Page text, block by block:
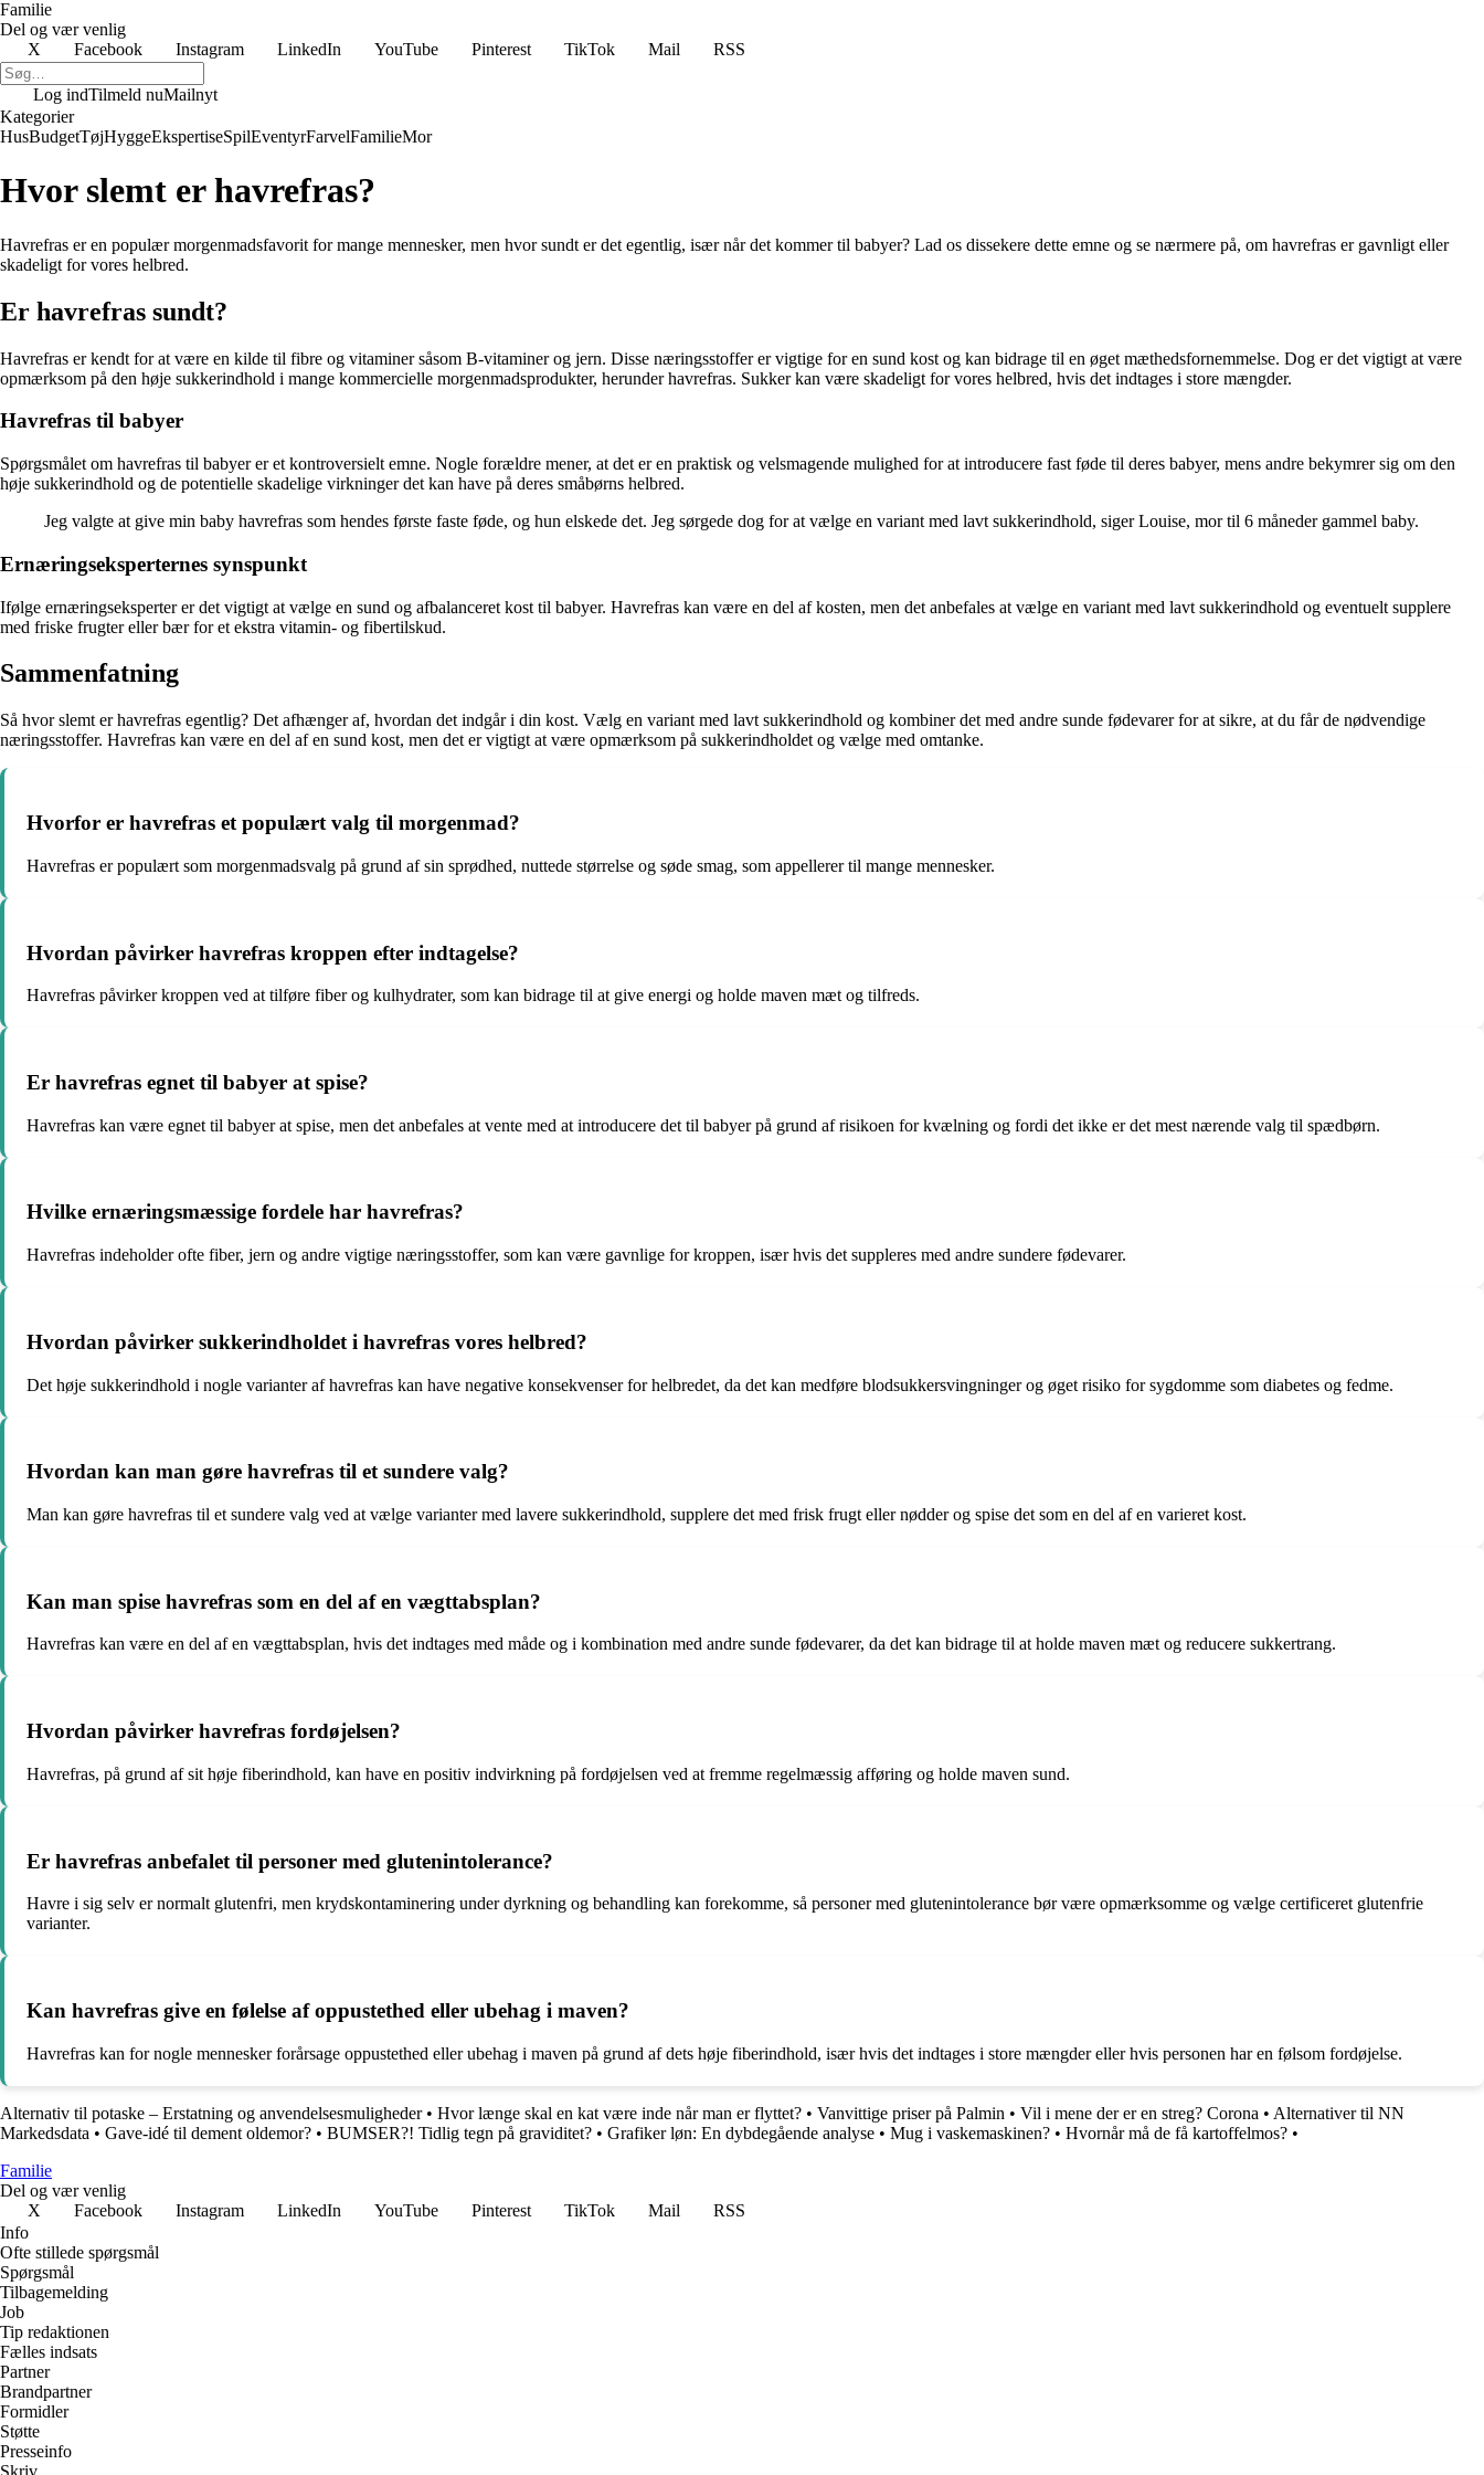
Familie
Del og vær venlig
X
Facebook Instagram LinkedIn YouTube Pinterest TikTok Mail RSS
Log indTilmeld nuMailnyt
Kategorier
HusBudgetTøjHyggeEkspertiseSpilEventyrFarvelFamilieMor
Hvor slemt er havrefras?
Havrefras er en populær morgenmadsfavorit for mange mennesker, men hvor sundt er det egentlig, især når det kommer til babyer? Lad os dissekere dette emne og se nærmere på, om havrefras er gavnligt eller
skadeligt for vores helbred.
Er havrefras sundt?
Havrefras er kendt for at være en kilde til fibre og vitaminer såsom B-vitaminer og jern. Disse næringsstoffer er vigtige for en sund kost og kan bidrage til en øget mæthedsfornemmelse. Dog er det vigtigt at være
opmærksom på den høje sukkerindhold i mange kommercielle morgenmadsprodukter, herunder havrefras. Sukker kan være skadeligt for vores helbred, hvis det indtages i store mængder.
Havrefras til babyer
Spørgsmålet om havrefras til babyer er et kontroversielt emne. Nogle forældre mener, at det er en praktisk og velsmagende mulighed for at introducere fast føde til deres babyer, mens andre bekymrer sig om den
høje sukkerindhold og de potentielle skadelige virkninger det kan have på deres småbørns helbred.
Jeg valgte at give min baby havrefras som hendes første faste føde, og hun elskede det. Jeg sørgede dog for at vælge en variant med lavt sukkerindhold, siger Louise, mor til 6 måneder gammel baby.
Ernæringseksperternes synspunkt
Ifølge ernæringseksperter er det vigtigt at vælge en sund og afbalanceret kost til babyer. Havrefras kan være en del af kosten, men det anbefales at vælge en variant med lavt sukkerindhold og eventuelt supplere
med friske frugter eller bær for et ekstra vitamin- og fibertilskud.
Sammenfatning
Så hvor slemt er havrefras egentlig? Det afhænger af, hvordan det indgår i din kost. Vælg en variant med lavt sukkerindhold og kombiner det med andre sunde fødevarer for at sikre, at du får de nødvendige
næringsstoffer. Havrefras kan være en del af en sund kost, men det er vigtigt at være opmærksom på sukkerindholdet og vælge med omtanke.
Hvorfor er havrefras et populært valg til morgenmad?
Havrefras er populært som morgenmadsvalg på grund af sin sprødhed, nuttede størrelse og søde smag, som appellerer til mange mennesker.
Hvordan påvirker havrefras kroppen efter indtagelse?
Havrefras påvirker kroppen ved at tilføre fiber og kulhydrater, som kan bidrage til at give energi og holde maven mæt og tilfreds.
Er havrefras egnet til babyer at spise?
Havrefras kan være egnet til babyer at spise, men det anbefales at vente med at introducere det til babyer på grund af risikoen for kvælning og fordi det ikke er det mest nærende valg til spædbørn.
Hvilke ernæringsmæssige fordele har havrefras?
Havrefras indeholder ofte fiber, jern og andre vigtige næringsstoffer, som kan være gavnlige for kroppen, især hvis det suppleres med andre sundere fødevarer.
Hvordan påvirker sukkerindholdet i havrefras vores helbred?
Det høje sukkerindhold i nogle varianter af havrefras kan have negative konsekvenser for helbredet, da det kan medføre blodsukkersvingninger og øget risiko for sygdomme som diabetes og fedme.
Hvordan kan man gøre havrefras til et sundere valg?
Man kan gøre havrefras til et sundere valg ved at vælge varianter med lavere sukkerindhold, supplere det med frisk frugt eller nødder og spise det som en del af en varieret kost.
Kan man spise havrefras som en del af en vægttabsplan?
Havrefras kan være en del af en vægttabsplan, hvis det indtages med måde og i kombination med andre sunde fødevarer, da det kan bidrage til at holde maven mæt og reducere sukkertrang.
Hvordan påvirker havrefras fordøjelsen?
Havrefras, på grund af sit høje fiberindhold, kan have en positiv indvirkning på fordøjelsen ved at fremme regelmæssig afføring og holde maven sund.
Er havrefras anbefalet til personer med glutenintolerance?
Havre i sig selv er normalt glutenfri, men krydskontaminering under dyrkning og behandling kan forekomme, så personer med glutenintolerance bør være opmærksomme og vælge certificeret glutenfrie
varianter.
Kan havrefras give en følelse af oppustethed eller ubehag i maven?
Havrefras kan for nogle mennesker forårsage oppustethed eller ubehag i maven på grund af dets høje fiberindhold, især hvis det indtages i store mængder eller hvis personen har en følsom fordøjelse.
Alternativ til potaske – Erstatning og anvendelsesmuligheder• Hvor længe skal en kat være inde når man er flyttet? • Vanvittige priser på Palmin • Vil i mene der er en streg? Corona • Alternativer til NN
Markedsdata • Gave-idé til dement oldemor? • BUMSER?! Tidlig tegn på graviditet? • Grafiker løn: En dybdegående analyse • Mug i vaskemaskinen? • Hvornår må de få kartoffelmos? •
Familie
Del og vær venlig
X
Facebook Instagram LinkedIn YouTube Pinterest TikTok Mail
RSS
Info
Ofte stillede spørgsmål
Spørgsmål
Tilbagemelding
Job
Tip redaktionen
Fælles indsats
Partner
Brandpartner
Formidler
Støtte
Presseinfo
Skriv